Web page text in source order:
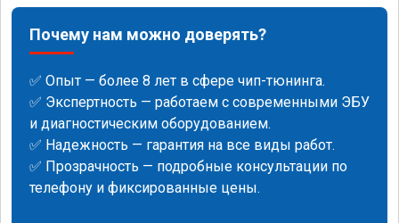
Почему нам можно доверять?
✅ Опыт — более 8 лет в сфере чип-тюнинга.
✅ Экспертность — работаем с современными ЭБУ
и диагностическим оборудованием.
✅ Надежность — гарантия на все виды работ.
✅ Прозрачность — подробные консультации по
телефону и фиксированные цены.